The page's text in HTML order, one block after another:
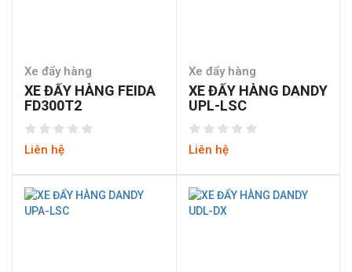
Xe đẩy hàng
XE ĐẨY HÀNG FEIDA
FD300T2
Liên hệ
Xe đẩy hàng
XE ĐẨY HÀNG DANDY
UPL-LSC
Liên hệ